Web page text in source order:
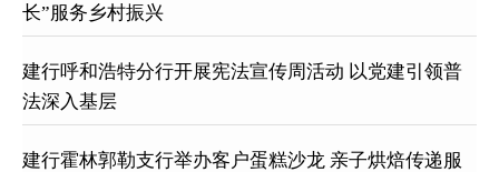
长”服务乡村振兴
建行呼和浩特分行开展宪法宣传周活动 以党建引领普
法深入基层
建行霍林郭勒支行举办客户蛋糕沙龙 亲子烘焙传递服